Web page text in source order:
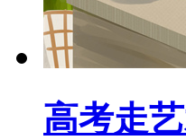
高考走